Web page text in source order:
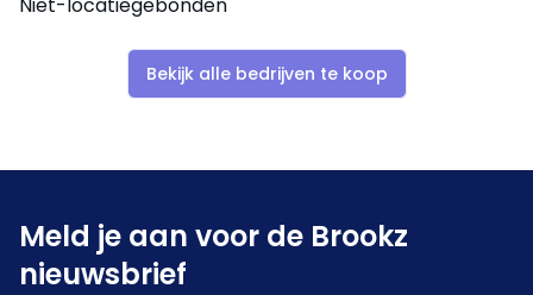
door de eigenaren, ondersteund door circa negen
parttimekrachten en aangevuld door
Bekijk alle bedrijven te koop
Meld je aan voor de Brookz
nieuwsbrief